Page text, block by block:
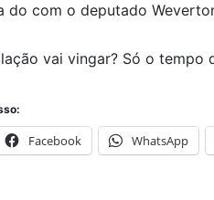
do com o deputado
vai vingar? Só o tempo
Facebook WhatsApp